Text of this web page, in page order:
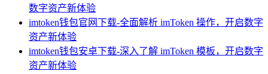
数字资产新体验
imtoken钱包官网下载-全面解析 imToken 操作，开启数字
资产新体验
imtoken钱包安卓下载-深入了解 imToken 模板，开启数字
资产新体验